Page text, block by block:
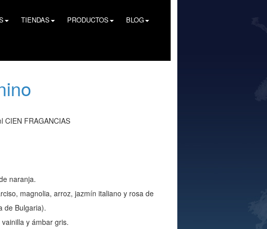
TIENDAS PRODUCTOS
BLOG
CIEN FRAGANCIAS
naranja.
magnolia, arroz, jazmín italiano y rosa de
de Bulgaria).
y ámbar gris.